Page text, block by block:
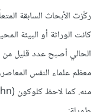
ركّزت الأبحاث السابقة
كانت الوراثة أو البيئة
الحالي أصبح عدد قليل من
معظم علماء النفس